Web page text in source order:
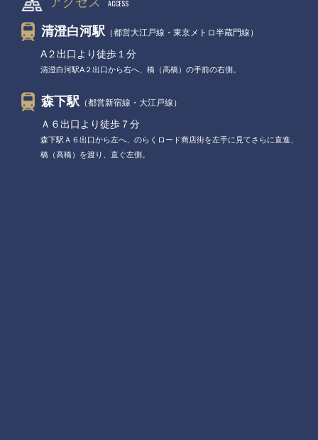
ACCESS
清澄白河駅 （都営大江戸線・東京メトロ半蔵門線）
A２出口より徒歩１分
清澄白河駅A２出口から右へ、橋（高橋）の手前の右側。
森下駅 （都営新宿線・大江戸線）
Ａ６出口より徒歩７分
森下駅Ａ６出口から左へ、のらくロード商店街を左手に見てさらに直進、
橋（高橋）を渡り、直ぐ左側。